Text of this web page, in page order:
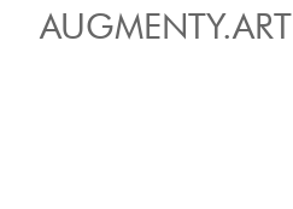
AUGMENTY.ART